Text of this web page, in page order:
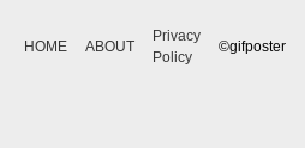
HOME ABOUT
Privacy
Policy
©gifposter